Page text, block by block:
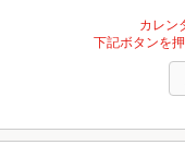
カレン
下記ボタンを